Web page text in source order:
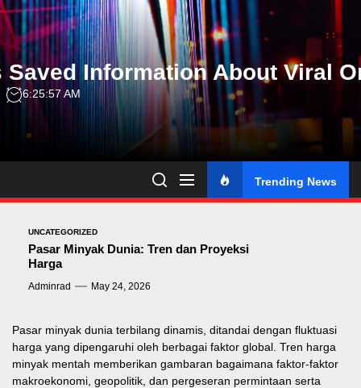
Skip
to
the
content
Saved Information About Viral
6:25:58 AM
Trending News
UNCATEGORIZED
Pasar Minyak Dunia: Tren dan Proyeksi
Harga
Adminrad May 24, 2026
Pasar minyak dunia terbilang dinamis, ditandai dengan fluktuasi
harga yang dipengaruhi oleh berbagai faktor global. Tren harga
minyak mentah memberikan gambaran bagaimana faktor-faktor
makroekonomi, geopolitik, dan pergeseran permintaan serta